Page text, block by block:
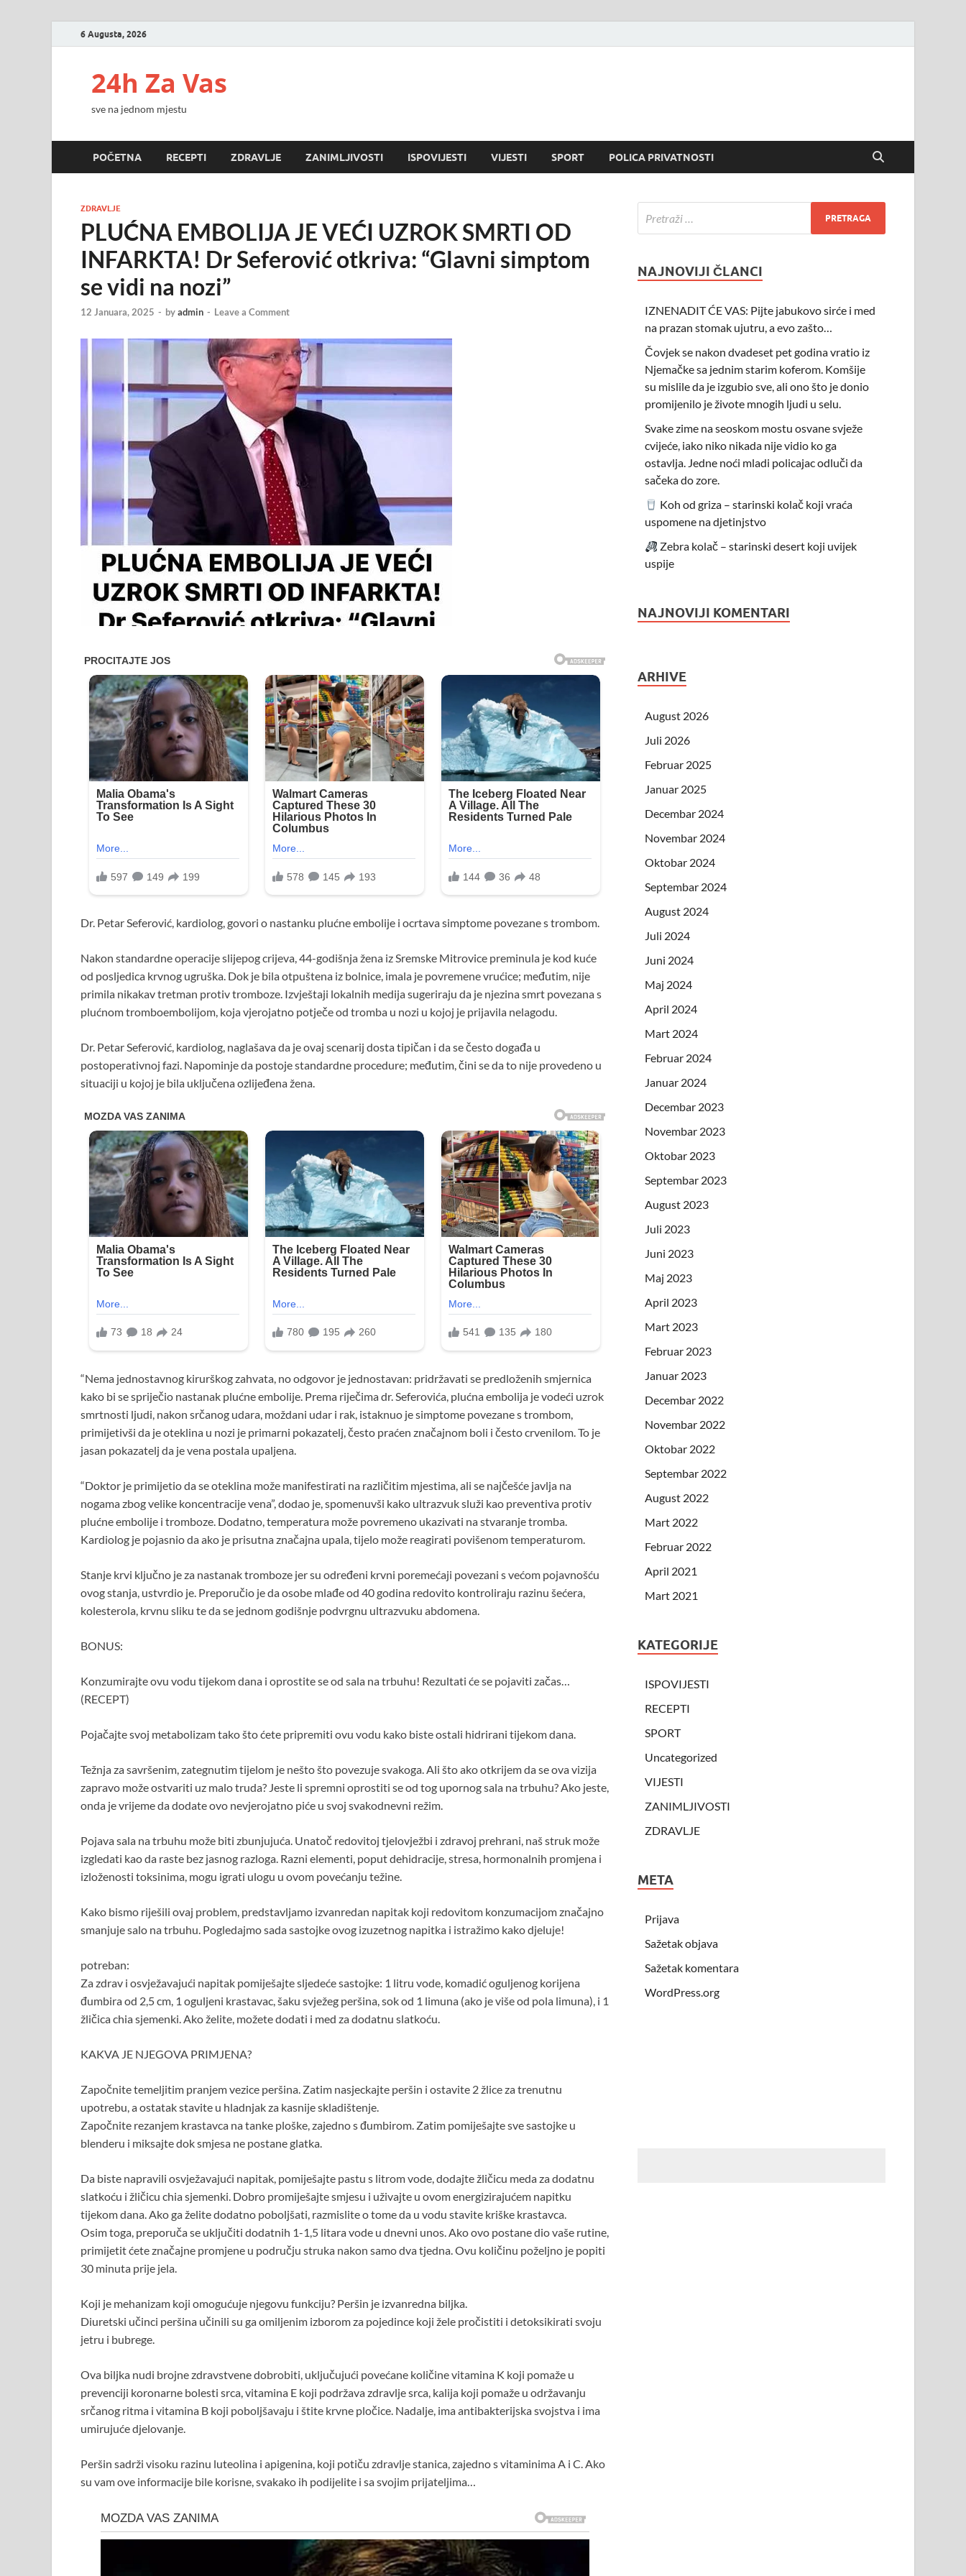
6 Augusta, 2026
24h Za Vas
sve na jednom mjestu
POČETNA RECEPTI ZDRAVLJE ZANIMLJIVOSTI ISPOVIJESTI VIJESTI SPORT POLICA PRIVATNOSTI
ZDRAVLJE
PLUĆNA EMBOLIJA JE VEĆI UZROK SMRTI OD
INFARKTA! Dr Seferović otkriva: “Glavni simptom
se vidi na nozi”
12 Januara, 2025 - byadmin - Leave a Comment
Dr. Petar Seferović, kardiolog, govori o nastanku plućne embolije i ocrtava simptome povezane s trombom.
Nakon standardne operacije slijepog crijeva, 44-godišnja žena iz Sremske Mitrovice preminula je kod kuće
od posljedica krvnog ugruška. Dok je bila otpuštena iz bolnice, imala je povremene vrućice; međutim, nije
primila nikakav tretman protiv tromboze. Izvještaji lokalnih medija sugeriraju da je njezina smrt povezana s
plućnom tromboembolijom, koja vjerojatno potječe od tromba u nozi u kojoj je prijavila nelagodu.
Dr. Petar Seferović, kardiolog, naglašava da je ovaj scenarij dosta tipičan i da se često događa u
postoperativnoj fazi. Napominje da postoje standardne procedure; međutim, čini se da to nije provedeno u
situaciji u kojoj je bila uključena ozlijeđena žena.
“Nema jednostavnog kirurškog zahvata, no odgovor je jednostavan: pridržavati se predloženih smjernica
kako bi se spriječio nastanak plućne embolije. Prema riječima dr. Seferovića, plućna embolija je vodeći uzrok
smrtnosti ljudi, nakon srčanog udara, moždani udar i rak, istaknuo je simptome povezane s trombom,
primijetivši da je oteklina u nozi je primarni pokazatelj, često praćen značajnom boli i često crvenilom. To je
jasan pokazatelj da je vena postala upaljena.
“Doktor je primijetio da se oteklina može manifestirati na različitim mjestima, ali se najčešće javlja na
nogama zbog velike koncentracije vena”, dodao je, spomenuvši kako ultrazvuk služi kao preventiva protiv
plućne embolije i tromboze. Dodatno, temperatura može povremeno ukazivati ​​na stvaranje tromba.
Kardiolog je pojasnio da ako je prisutna značajna upala, tijelo može reagirati povišenom temperaturom.
Stanje krvi ključno je za nastanak tromboze jer su određeni krvni poremećaji povezani s većom pojavnošću
ovog stanja, ustvrdio je. Preporučio je da osobe mlađe od 40 godina redovito kontroliraju razinu šećera,
kolesterola, krvnu sliku te da se jednom godišnje podvrgnu ultrazvuku abdomena.
BONUS:
Konzumirajte ovu vodu tijekom dana i oprostite se od sala na trbuhu! Rezultati će se pojaviti začas…
(RECEPT)
Pojačajte svoj metabolizam tako što ćete pripremiti ovu vodu kako biste ostali hidrirani tijekom dana.
Težnja za savršenim, zategnutim tijelom je nešto što povezuje svakoga. Ali što ako otkrijem da se ova vizija
zapravo može ostvariti uz malo truda? Jeste li spremni oprostiti se od tog upornog sala na trbuhu? Ako jeste,
onda je vrijeme da dodate ovo nevjerojatno piće u svoj svakodnevni režim.
Pojava sala na trbuhu može biti zbunjujuća. Unatoč redovitoj tjelovježbi i zdravoj prehrani, naš struk može
izgledati kao da raste bez jasnog razloga. Razni elementi, poput dehidracije, stresa, hormonalnih promjena i
izloženosti toksinima, mogu igrati ulogu u ovom povećanju težine.
Kako bismo riješili ovaj problem, predstavljamo izvanredan napitak koji redovitom konzumacijom značajno
smanjuje salo na trbuhu. Pogledajmo sada sastojke ovog izuzetnog napitka i istražimo kako djeluje!
potreban:
Za zdrav i osvježavajući napitak pomiješajte sljedeće sastojke: 1 litru vode, komadić oguljenog korijena
đumbira od 2,5 cm, 1 oguljeni krastavac, šaku svježeg peršina, sok od 1 limuna (ako je više od pola limuna), i 1
žličica chia sjemenki. Ako želite, možete dodati i med za dodatnu slatkoću.
KAKVA JE NJEGOVA PRIMJENA?
Započnite temeljitim pranjem vezice peršina. Zatim nasjeckajte peršin i ostavite 2 žlice za trenutnu
upotrebu, a ostatak stavite u hladnjak za kasnije skladištenje.
Započnite rezanjem krastavca na tanke ploške, zajedno s đumbirom. Zatim pomiješajte sve sastojke u
blenderu i miksajte dok smjesa ne postane glatka.
Da biste napravili osvježavajući napitak, pomiješajte pastu s litrom vode, dodajte žličicu meda za dodatnu
slatkoću i žličicu chia sjemenki. Dobro promiješajte smjesu i uživajte u ovom energizirajućem napitku
tijekom dana. Ako ga želite dodatno poboljšati, razmislite o tome da u vodu stavite kriške krastavca.
Osim toga, preporuča se uključiti dodatnih 1-1,5 litara vode u dnevni unos. Ako ovo postane dio vaše rutine,
primijetit ćete značajne promjene u području struka nakon samo dva tjedna. Ovu količinu poželjno je popiti
30 minuta prije jela.
Koji je mehanizam koji omogućuje njegovu funkciju? Peršin je izvanredna biljka.
Diuretski učinci peršina učinili su ga omiljenim izborom za pojedince koji žele pročistiti i detoksikirati svoju
jetru i bubrege.
Ova biljka nudi brojne zdravstvene dobrobiti, uključujući povećane količine vitamina K koji pomaže u
prevenciji koronarne bolesti srca, vitamina E koji podržava zdravlje srca, kalija koji pomaže u održavanju
srčanog ritma i vitamina B koji poboljšavaju i štite krvne pločice. Nadalje, ima antibakterijska svojstva i ima
umirujuće djelovanje.
Peršin sadrži visoku razinu luteolina i apigenina, koji potiču zdravlje stanica, zajedno s vitaminima A i C. Ako
su vam ove informacije bile korisne, svakako ih podijelite i sa svojim prijateljima…
NAJNOVIJI ČLANCI
IZNENADIT ĆE VAS: Pijte jabukovo sirće i med
na prazan stomak ujutru, a evo zašto…
Čovjek se nakon dvadeset pet godina vratio iz
Njemačke sa jednim starim koferom. Komšije
su mislile da je izgubio sve, ali ono što je donio
promijenilo je živote mnogih ljudi u selu.
Svake zime na seoskom mostu osvane svježe
cvijeće, iako niko nikada nije vidio ko ga
ostavlja. Jedne noći mladi policajac odluči da
sačeka do zore.
Koh od griza – starinski kolač koji vraća
uspomene na djetinjstvo
Zebra kolač – starinski desert koji uvijek
uspije
NAJNOVIJI KOMENTARI
ARHIVE
August 2026
Juli 2026
Februar 2025
Januar 2025
Decembar 2024
Novembar 2024
Oktobar 2024
Septembar 2024
August 2024
Juli 2024
Juni 2024
Maj 2024
April 2024
Mart 2024
Februar 2024
Januar 2024
Decembar 2023
Novembar 2023
Oktobar 2023
Septembar 2023
August 2023
Juli 2023
Juni 2023
Maj 2023
April 2023
Mart 2023
Februar 2023
Januar 2023
Decembar 2022
Novembar 2022
Oktobar 2022
Septembar 2022
August 2022
Mart 2022
Februar 2022
April 2021
Mart 2021
KATEGORIJE
ISPOVIJESTI
RECEPTI
SPORT
Uncategorized
VIJESTI
ZANIMLJIVOSTI
ZDRAVLJE
META
Prijava
Sažetak objava
Sažetak komentara
WordPress.org